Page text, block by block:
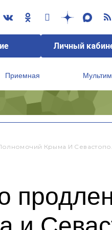
Личный
Приемная
Крыма И